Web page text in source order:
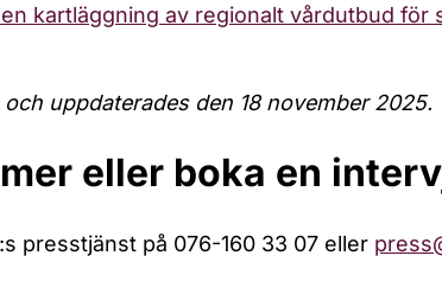
kartläggning av regionalt vårdutbud
uppdaterades den 18 november 2025.
eller boka en
presstjänst på 076-160 33 07 eller